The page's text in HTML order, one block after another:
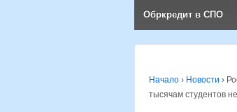
Обркредит в СПО
Начало › Новости ›
тысячам студентов